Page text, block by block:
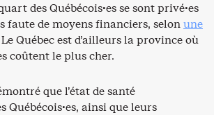
des Québécois·es se sont privé·es
faute de moyens financiers, selonune
Le Québec est d’ailleurs la province où
coûtent le plus cher.
que l’état de santé
Québécois·es, ainsi que leurs